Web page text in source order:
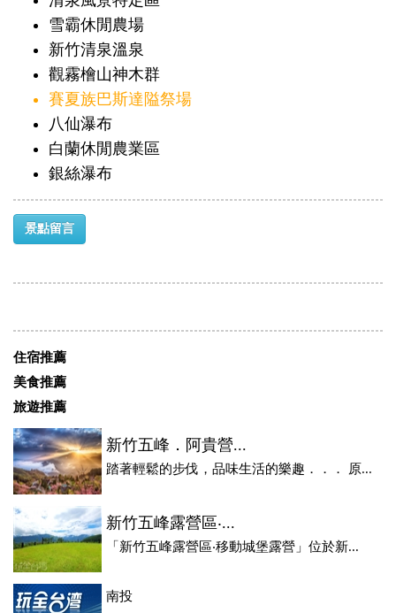
雪霸休閒農場
新竹清泉溫泉
觀霧檜山神木群
賽夏族巴斯達隘祭場
八仙瀑布
白蘭休閒農業區
銀絲瀑布
景點留言
住宿推薦
美食推薦
旅遊推薦
新竹五峰．阿貴營...
踏著輕鬆的步伐，品味生活的樂趣．．． 原...
新竹五峰露營區‧...
「新竹五峰露營區‧移動城堡露營」位於新...
南投